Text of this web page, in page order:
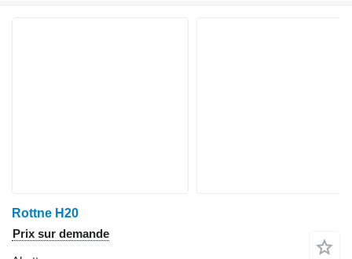
Rottne H20
Prix sur demande